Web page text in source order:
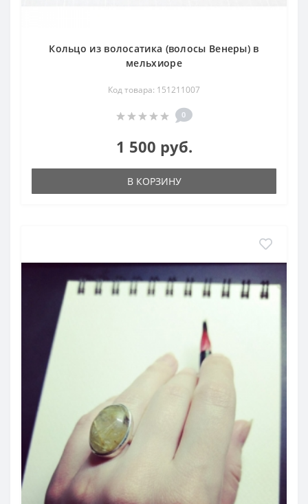
Кольцо из волосатика (волосы Венеры) в
мельхиоре
Код товара: 151211007
0
1 500 руб.
В КОРЗИНУ